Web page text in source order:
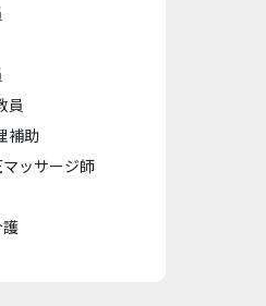
員
補助
ッサージ師